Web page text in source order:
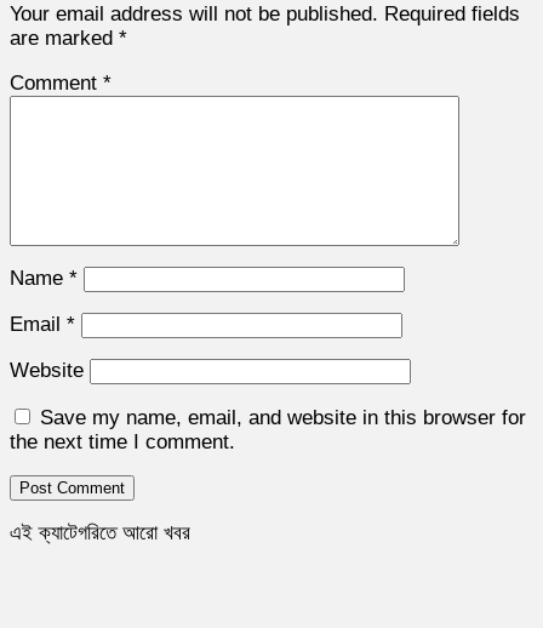
Your email address will not be published. Required fields
are marked *
Comment *
Name *
Email *
Website
Save my name, email, and website in this browser for
the next time I comment.
এই ক্যাটেগরিতে আরো খবর